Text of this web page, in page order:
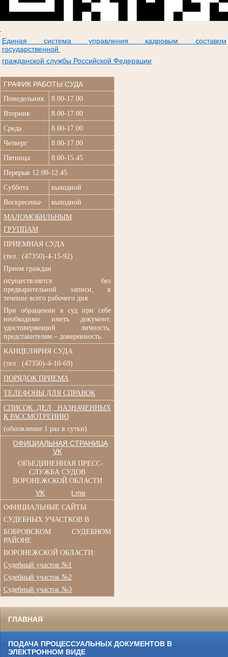
Единая система управления кадровым составом
государственной
гражданской службы Российской Федерации
ГРАФИК РАБОТЫ СУДА
Понедельник
8.00-17.00
Вторник
8.00-17.00
Среда
8.00-17.00
Четверг
8.00-17.00
Пятница
8.00-15.45
Перерыв 12.00-12.45
Суббота
выходной
Воскресенье
выходной
МАЛОМОБИЛЬНЫМ
ГРУППАМ
ПРИЕМНАЯ СУДА
(тел.: (47350)-4-15-92)
Прием граждан
осуществляется без
предварительной записи, в
течение всего рабочего дня.
При обращении в суд при
себе
необходимо иметь документ,
удостоверяющий личность,
представителям – доверенность.
КАНЦЕЛЯРИЯ СУДА
(тел.: (47350)-4-10-69)
ПОРЯДОК ПРИЕМА
ТЕЛЕФОНЫ ДЛЯ СПРАВОК
СПИСОК ДЕЛ, НАЗНАЧЕННЫХ
К РАССМОТРЕНИЮ
(обновление 1 раз в сутки)
ОФИЦИАЛЬНАЯ СТРАНИЦА
VK
ОБЪЕДИНЕННАЯ ПРЕСС-
СЛУЖБА СУДОВ
ВОРОНЕЖСКОЙ ОБЛАСТИ
VK t.me
ОФИЦИАЛЬНЫЕ САЙТЫ
СУДЕБНЫХ УЧАСТКОВ В
БОБРОВСКОМ СУДЕБНОМ
РАЙОНЕ
ВОРОНЕЖСКОЙ ОБЛАСТИ:
Судебный участок №1
Судебный участок №2
Судебный участок №3
ГЛАВНАЯ
ПОДАЧА ПРОЦЕССУАЛЬНЫХ ДОКУМЕНТОВ В
ЭЛЕКТРОННОМ ВИДЕ